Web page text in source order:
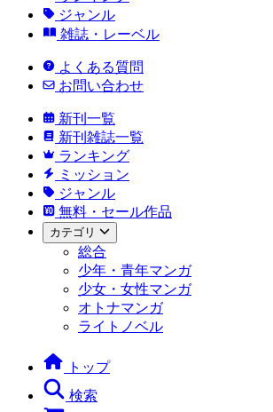
ジャンル
雑誌・レーベル
よくある質問
お問い合わせ
新刊一覧
新刊雑誌一覧
ランキング
ミッション
ジャンル
無料・セール作品
カテゴリ
総合
少年・青年マンガ
少女・女性マンガ
オトナマンガ
ライトノベル
トップ
検索